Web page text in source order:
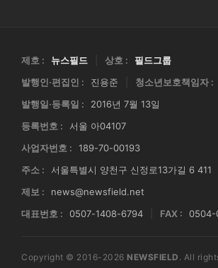
제호 : 뉴스필드 상호 :
필드그룹
발행인·편집인 :
진용준 청소년보호책임자 :
발행일·등록일 :
2016년 7월 13일
등록번호 :
서울 아04107
사업자번호 :
189-70-00193
주소 :
서울특별시 양천구 신정로13가길 6 411
제보 :
news@newsfield.net
대표번호 :
0507-1408-6794 FAX : 0504-
Copyright © 2016-2026 NEWSFIELD . All